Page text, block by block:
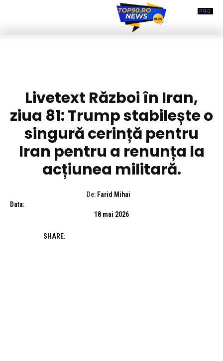
Livetext Război în Iran,
ziua 81: Trump stabilește o
singură cerință pentru
Iran pentru a renunța la
acțiunea militară.
De: Farid Mihai
Data:
18 mai 2026
SHARE: